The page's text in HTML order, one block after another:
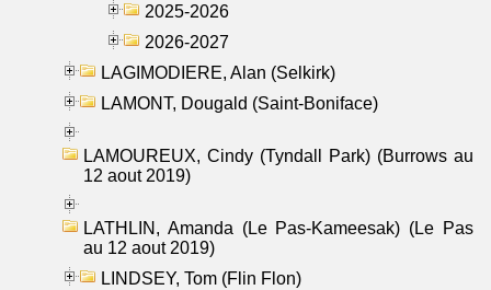
2025-2026
2026-2027
LAGIMODIERE, Alan (Selkirk)
LAMONT, Dougald (Saint-Boniface)
LAMOUREUX, Cindy (Tyndall Park) (Burrows au
12 aout 2019)
LATHLIN, Amanda (Le Pas-Kameesak) (Le Pas
au 12 aout 2019)
LINDSEY, Tom (Flin Flon)